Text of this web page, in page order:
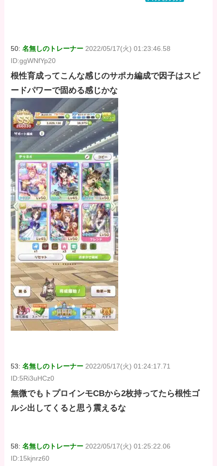
50:名無しのトレーナー 2022/05/17(火) 01:23:46.58
ID:ggWNfYp20
根性育成ってこんな感じのサポカ編成で因子はスピ
ードパワーで固める感じかな
53:名無しのトレーナー 2022/05/17(火) 01:24:17.71
ID:5Ri3uHCz0
無微でもトプロインモCBから2枚持ってたら根性ゴ
ルシ出してくると思う震えるな
58:名無しのトレーナー 2022/05/17(火) 01:25:22.06
ID:15kjnrz60